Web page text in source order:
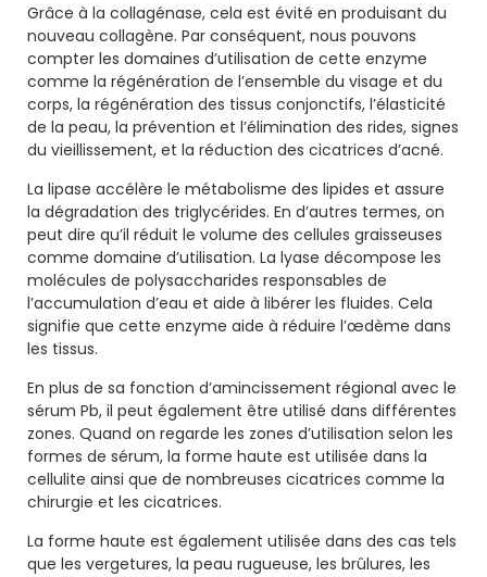
Grâce à la collagénase, cela est évité en produisant du
nouveau collagène. Par conséquent, nous pouvons
compter les domaines d’utilisation de cette enzyme
comme la régénération de l’ensemble du visage et du
corps, la régénération des tissus conjonctifs, l’élasticité
de la peau, la prévention et l’élimination des rides, signes
du vieillissement, et la réduction des cicatrices d’acné.
La lipase accélère le métabolisme des lipides et assure
la dégradation des triglycérides. En d’autres termes, on
peut dire qu’il réduit le volume des cellules graisseuses
comme domaine d’utilisation. La lyase décompose les
molécules de polysaccharides responsables de
l’accumulation d’eau et aide à libérer les fluides. Cela
signifie que cette enzyme aide à réduire l’œdème dans
les tissus.
En plus de sa fonction d’amincissement régional avec le
sérum Pb, il peut également être utilisé dans différentes
zones. Quand on regarde les zones d’utilisation selon les
formes de sérum, la forme haute est utilisée dans la
cellulite ainsi que de nombreuses cicatrices comme la
chirurgie et les cicatrices.
La forme haute est également utilisée dans des cas tels
que les vergetures, la peau rugueuse, les brûlures, les